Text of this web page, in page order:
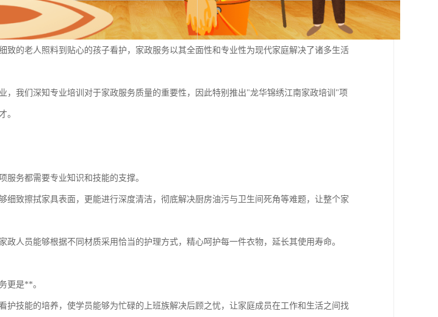
致的老人照料到贴心的孩子看护，家政服务以其全面性和专业性为现代家庭解决了诸多生活
，我们深知专业培训对于家政服务质量的重要性，因此特别推出"龙华锦绣江南家政培训"项
。
服务都需要专业知识和技能的支撑。
细致擦拭家具表面，更能进行深度清洁，彻底解决厨房油污与卫生间死角等难题，让整个家
政人员能够根据不同材质采用恰当的护理方式，精心呵护每一件衣物，延长其使用寿命。
更是**。
护技能的培养，使学员能够为忙碌的上班族解决后顾之忧，让家庭成员在工作和生活之间找